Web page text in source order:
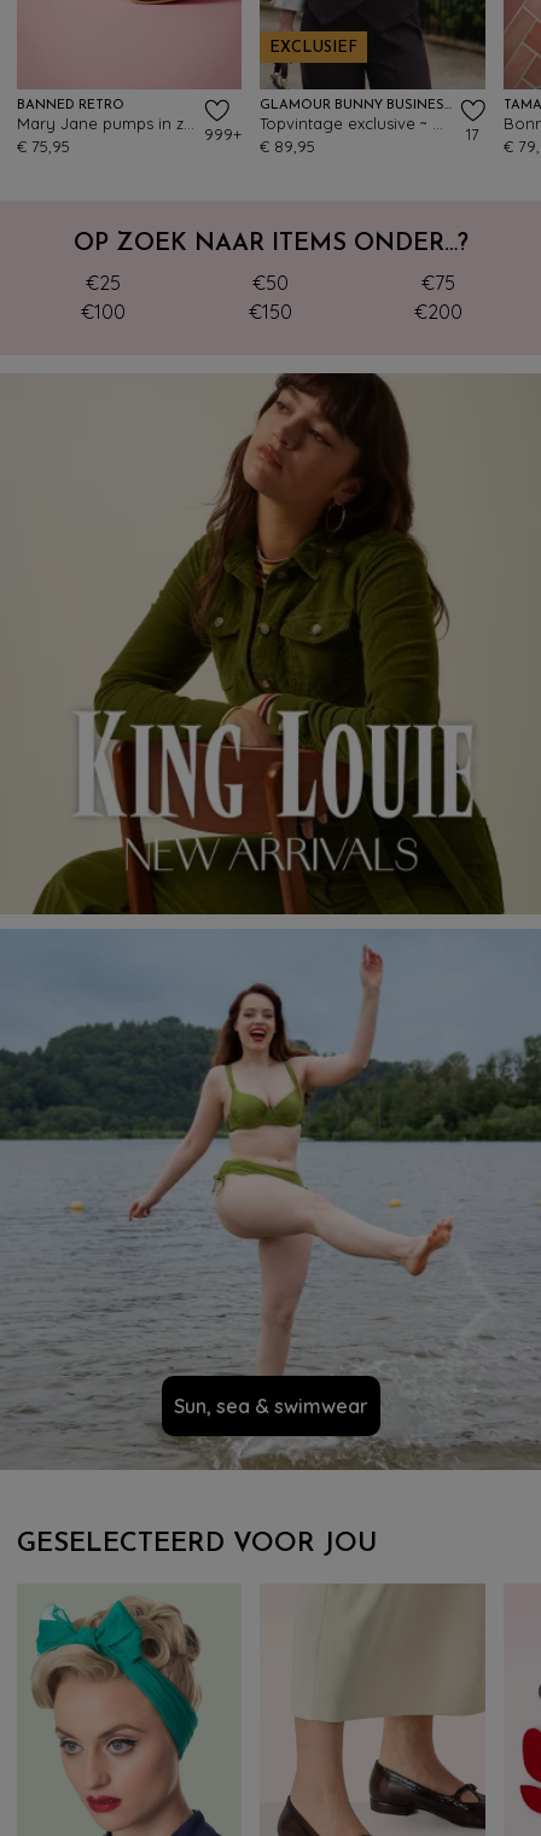
BANNED RETRO
Mary Jane pumps in zwart en beige roze
€ 75,95
999+
EXCLUSIEF
GLAMOUR BUNNY BUSINESS BABE
Topvintage exclusive ~ Willow gilet in bruin
€ 89,95
17
€
OP ZOEK NAAR ITEMS ONDER…?
€25
€50
€75
€100
€150 €200
Sun, sea & swimwear
GESELECTEERD VOOR JOU